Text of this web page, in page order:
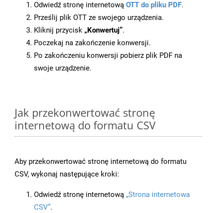
Odwiedź stronę internetową OTT do pliku PDF.
Prześlij plik OTT ze swojego urządzenia.
Kliknij przycisk „Konwertuj”.
Poczekaj na zakończenie konwersji.
Po zakończeniu konwersji pobierz plik PDF na
swoje urządzenie.
Jak przekonwertować stronę
internetową do formatu CSV
Aby przekonwertować stronę internetową do formatu
CSV, wykonaj następujące kroki:
Odwiedź stronę internetową „Strona internetowa
CSV”.